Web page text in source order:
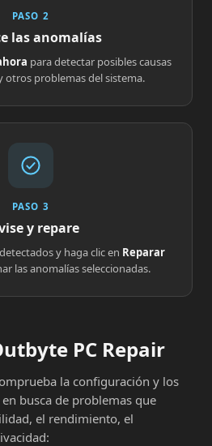
PASO 2
las anomalías
para detectar posibles causas
otros problemas del sistema.
PASO 3
y repare
y haga clic en Reparar
las anomalías seleccionadas.
PC Repair
la configuración y los
busca de problemas que
el rendimiento, el